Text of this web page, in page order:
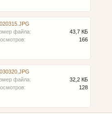
файла:
43,7 КБ
166
файла:
32,2 КБ
128